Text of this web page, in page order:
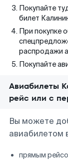
Покупайте
билет
При покупке
распродажи
Покупайте
Авиабилеты
рейс или с
Вы можете
авиабилетом
прямым